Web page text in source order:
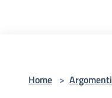
Home > Argomenti